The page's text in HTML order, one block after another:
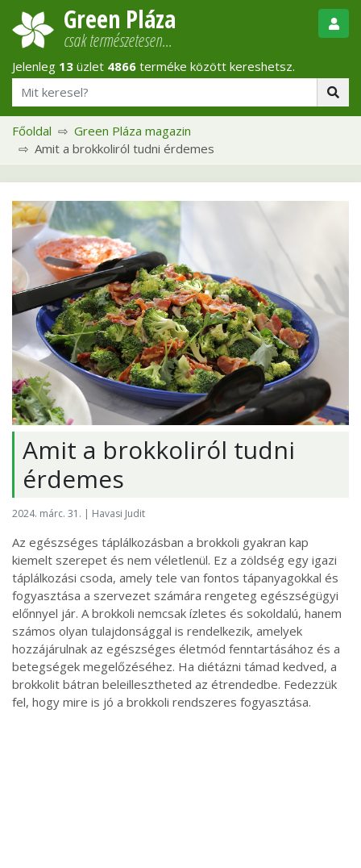
Green Pláza
csak természetesen…
Jelenleg 13 üzlet 4866 terméke között kereshetsz.
Főoldal
Green Pláza magazin
Amit a brokkoliról tudni érdemes
Amit a brokkoliról tudni
érdemes
2024. márc. 31. | Havasi Judit
Az egészséges táplálkozásban a brokkoli gyakran kap
kiemelt szerepet és nem véletlenül. Ez a zöldség egy igazi
táplálkozási csoda, amely tele van fontos tápanyagokkal és
fogyasztása a szervezet számára rengeteg egészségügyi
előnnyel jár. A brokkoli nemcsak ízletes és sokoldalú, hanem
számos olyan tulajdonsággal is rendelkezik, amelyek
hozzájárulnak az egészséges életmód fenntartásához és a
betegségek megelőzéséhez. Ha diétázni támad kedved, a
brokkolit bátran beleillesztheted az étrendedbe. Fedezzük
fel, hogy mire is jó a brokkoli rendszeres fogyasztása.